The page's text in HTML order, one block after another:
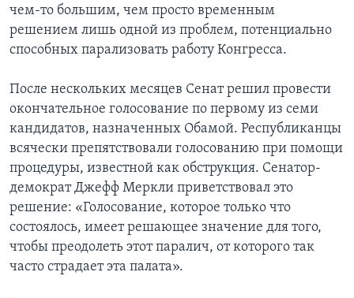
чем-то большим, чем просто временным
решением лишь одной из проблем, потенциально
способных парализовать работу Конгресса.
После нескольких месяцев Сенат решил провести
окончательное голосование по первому из семи
кандидатов, назначенных Обамой. Республиканцы
всячески препятствовали голосованию при помощи
процедуры, известной как обструкция. Сенатор-
демократ Джефф Меркли приветствовал это
решение: «Голосование, которое только что
состоялось, имеет решающее значение для того,
чтобы преодолеть этот паралич, от которого так
часто страдает эта палата».